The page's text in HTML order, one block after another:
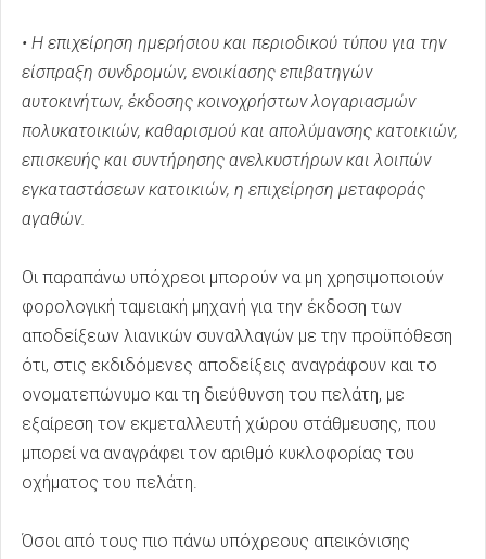
• Η επιχείρηση ημερήσιου και περιοδικού τύπου για την
είσπραξη συνδρομών, ενοικίασης επιβατηγών
αυτοκινήτων, έκδοσης κοινοχρήστων λογαριασμών
πολυκατοικιών, καθαρισμού και απολύμανσης κατοικιών,
επισκευής και συντήρησης ανελκυστήρων και λοιπών
εγκαταστάσεων κατοικιών, η επιχείρηση μεταφοράς
αγαθών.
Οι παραπάνω υπόχρεοι μπορούν να μη χρησιμοποιούν
φορολογική ταμειακή μηχανή για την έκδοση των
αποδείξεων λιανικών συναλλαγών με την προϋπόθεση
ότι, στις εκδιδόμενες αποδείξεις αναγράφουν και το
ονοματεπώνυμο και τη διεύθυνση του πελάτη, με
εξαίρεση τον εκμεταλλευτή χώρου στάθμευσης, που
μπορεί να αναγράφει τον αριθμό κυκλοφορίας του
οχήματος του πελάτη.
Όσοι από τους πιο πάνω υπόχρεους απεικόνισης